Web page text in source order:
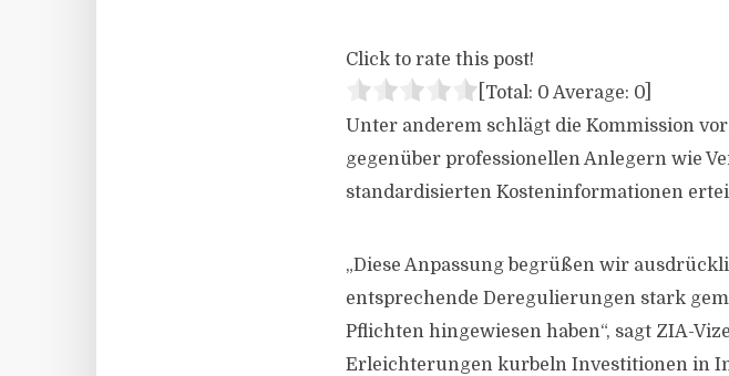
Click to rate this post!
[Total: 0 Average: 0
Unter anderem schlägt die Kommission
gegenüber professionellen Anlegern wie
standardisierten Kosteninformationen
„Diese Anpassung begrüßen wir
entsprechende Deregulierungen stark
Pflichten hingewiesen haben“, sagt ZIA-
Erleichterungen kurbeln Investitionen in